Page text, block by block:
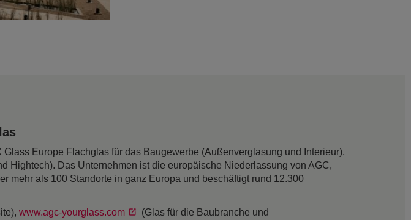
Europe Flachglas für das Baugewerbe (Außenverglasung und Interieur),
Hightech). Das Unternehmen ist die europäische Niederlassung von AGC,
mehr als 100 Standorte in ganz Europa und beschäftigt rund 12.300
www.agc-yourglass.com
(Glas für die Baubranche und